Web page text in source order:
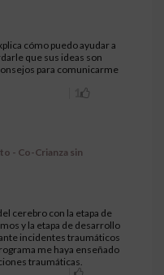
cómo puedo ayudar a
que sus ideas son
para comunicarme
1
- Co-Crianza sin
cerebro con la etapa de
y la etapa de desarrollo
incidentes traumáticos
me haya enseñado
traumáticas.